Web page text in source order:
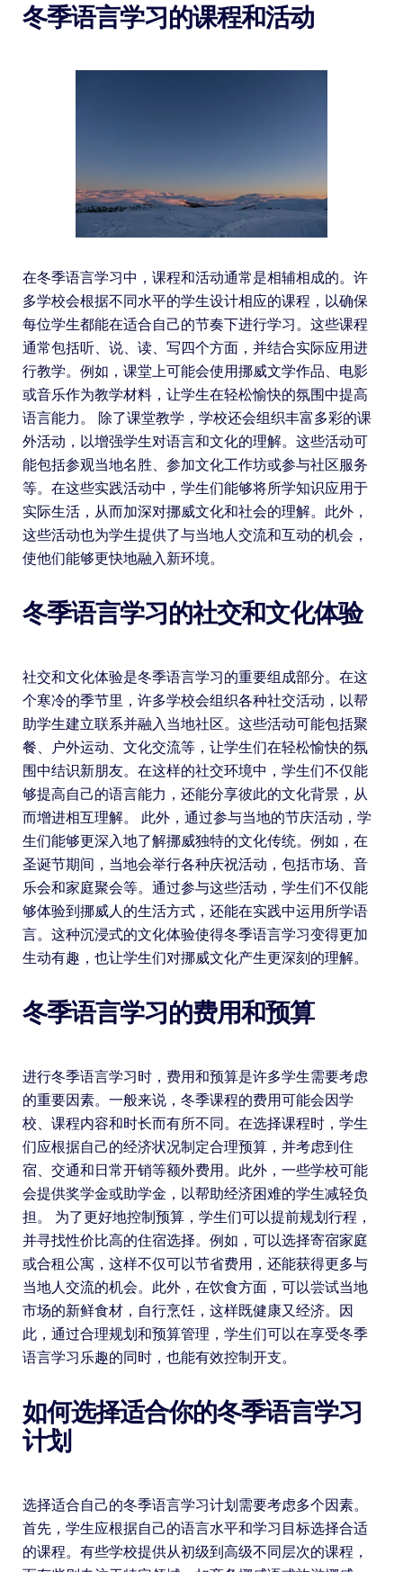
冬季语言学习的课程和活动
在冬季语言学习中，课程和活动通常是相辅相成的。许
多学校会根据不同水平的学生设计相应的课程，以确保
每位学生都能在适合自己的节奏下进行学习。这些课程
通常包括听、说、读、写四个方面，并结合实际应用进
行教学。例如，课堂上可能会使用挪威文学作品、电影
或音乐作为教学材料，让学生在轻松愉快的氛围中提高
语言能力。 除了课堂教学，学校还会组织丰富多彩的课
外活动，以增强学生对语言和文化的理解。这些活动可
能包括参观当地名胜、参加文化工作坊或参与社区服务
等。在这些实践活动中，学生们能够将所学知识应用于
实际生活，从而加深对挪威文化和社会的理解。此外，
这些活动也为学生提供了与当地人交流和互动的机会，
使他们能够更快地融入新环境。
冬季语言学习的社交和文化体验
社交和文化体验是冬季语言学习的重要组成部分。在这
个寒冷的季节里，许多学校会组织各种社交活动，以帮
助学生建立联系并融入当地社区。这些活动可能包括聚
餐、户外运动、文化交流等，让学生们在轻松愉快的氛
围中结识新朋友。在这样的社交环境中，学生们不仅能
够提高自己的语言能力，还能分享彼此的文化背景，从
而增进相互理解。 此外，通过参与当地的节庆活动，学
生们能够更深入地了解挪威独特的文化传统。例如，在
圣诞节期间，当地会举行各种庆祝活动，包括市场、音
乐会和家庭聚会等。通过参与这些活动，学生们不仅能
够体验到挪威人的生活方式，还能在实践中运用所学语
言。这种沉浸式的文化体验使得冬季语言学习变得更加
生动有趣，也让学生们对挪威文化产生更深刻的理解。
冬季语言学习的费用和预算
进行冬季语言学习时，费用和预算是许多学生需要考虑
的重要因素。一般来说，冬季课程的费用可能会因学
校、课程内容和时长而有所不同。在选择课程时，学生
们应根据自己的经济状况制定合理预算，并考虑到住
宿、交通和日常开销等额外费用。此外，一些学校可能
会提供奖学金或助学金，以帮助经济困难的学生减轻负
担。 为了更好地控制预算，学生们可以提前规划行程，
并寻找性价比高的住宿选择。例如，可以选择寄宿家庭
或合租公寓，这样不仅可以节省费用，还能获得更多与
当地人交流的机会。此外，在饮食方面，可以尝试当地
市场的新鲜食材，自行烹饪，这样既健康又经济。因
此，通过合理规划和预算管理，学生们可以在享受冬季
语言学习乐趣的同时，也能有效控制开支。
如何选择适合你的冬季语言学习
计划
选择适合自己的冬季语言学习计划需要考虑多个因素。
首先，学生应根据自己的语言水平和学习目标选择合适
的课程。有些学校提供从初级到高级不同层次的课程，